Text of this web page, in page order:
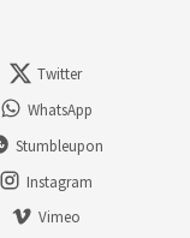
Twitter
WhatsApp
Stumbleupon
Instagram
Vimeo